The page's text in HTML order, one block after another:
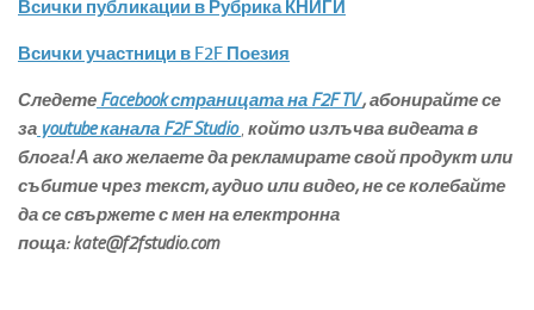
Всички публикации в Рубрика КНИГИ
Всички участници в F2F Поезия
Следете Facebook страницата на F2F TV,абонирайте се
за youtube канала F2F Studio, който излъчва видеата в
блога! А ако желаете да рекламирате свой продукт или
събитие чрез текст, аудио или видео, не се колебайте
да се свържете с мен на електронна
поща:kate@f2fstudio.com